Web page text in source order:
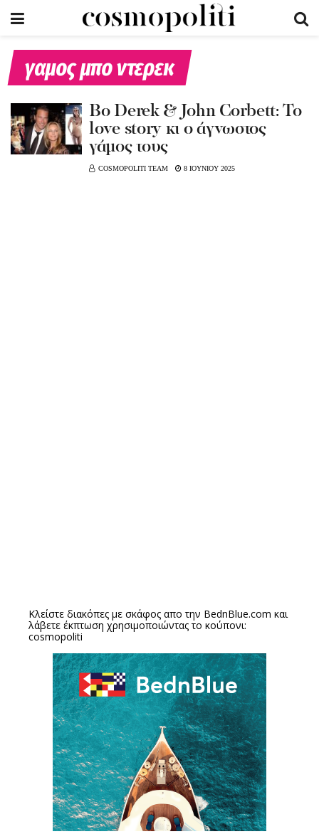
γαμος μπο ντερεκ
Bo Derek & John Corbett: Το
love story κι ο άγνωστος
γάμος τους
COSMOPOLITI TEAM 8 ΙΟΥΝΙΟΥ 2025
Κλείστε διακόπες με σκάφος απο την BednBlue.com και
λάβετε έκπτωση χρησιμοποιώντας το κούπονι:
cosmopoliti